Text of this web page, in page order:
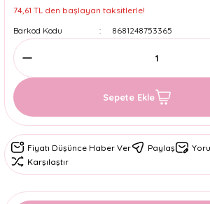
74,61 TL den başlayan taksitlerle!
Barkod Kodu
8681248753365
Sepete Ekle
Fiyatı Düşünce Haber Ver Paylaş
Karşılaştır